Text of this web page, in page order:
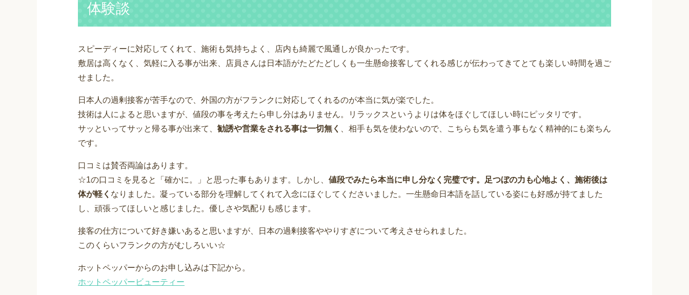
体験談
スピーディーに対応してくれて、施術も気持ちよく、店内も綺麗で風通しが良かったです。
敷居は高くなく、気軽に入る事が出来、店員さんは日本語がたどたどしくも一生懸命接客してくれる感じが伝わってきてとても楽しい時間を過ご
せました。
日本人の過剰接客が苦手なので、外国の方がフランクに対応してくれるのが本当に気が楽でした。
技術は人によると思いますが、値段の事を考えたら申し分はありません。リラックスというよりは体をほぐしてほしい時にピッタリです。
サッといってサッと帰る事が出来て、 勧誘や営業をされる事は一切無く
、相手も気を使わないので、こちらも気を遣う事もなく精神的にも楽ちん
です。
口コミは賛否両論はあります。
☆1の口コミを見ると「確かに。」と思った事もあります。しかし、 値段でみたら本当に申し分なく完璧です。足つぼの力も心地よく、施術後は
体が軽く なりました。凝っている部分を理解してくれて入念にほぐしてくださいました。一生懸命日本語を話している姿にも好感が持てました
し、頑張ってほしいと感じました。優しさや気配りも感じます。
接客の仕方について好き嫌いあると思いますが、日本の過剰接客ややりすぎについて考えさせられました。
このくらいフランクの方がむしろいい☆
ホットペッパーからのお申し込みは下記から。
ホットペッパービューティー